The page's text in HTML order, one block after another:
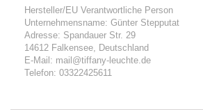
Hersteller/EU Verantwortliche Person
Unternehmensname: Günter Stepputat
Adresse: Spandauer Str. 29
14612 Falkensee, Deutschland
E-Mail: mail@tiffany-leuchte.de
Telefon: 03322425611